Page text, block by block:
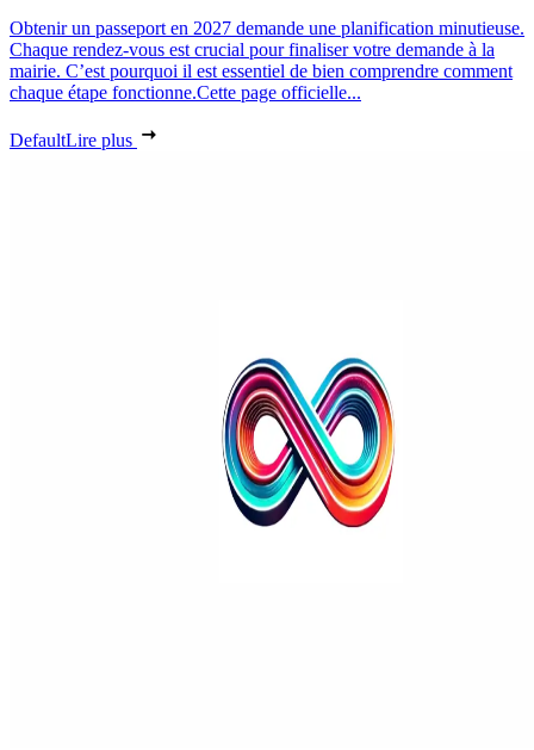
Obtenir un passeport en 2027 demande une planification minutieuse.
Chaque rendez-vous est crucial pour finaliser votre demande à la
mairie. C’est pourquoi il est essentiel de bien comprendre comment
chaque étape fonctionne.Cette page officielle...
DefaultLire plus